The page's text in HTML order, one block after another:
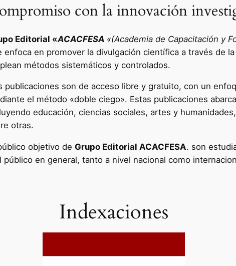
con la innovación
Editorial «ACACFESA «(Academia de Capacitación y
enfoca en promover la divulgación científica a través de
métodos sistemáticos y controlados.
publicaciones son de acceso libre y gratuito, con un
el método «doble ciego». Estas publicaciones
educación, ciencias sociales, artes y
otras.
objetivo de Grupo Editorial ACACFESA. son
público en general, tanto a nivel nacional como
Indexaciones